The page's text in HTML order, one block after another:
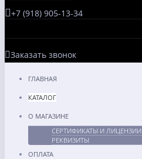
+7 (918) 905-13-34
Заказать звонок
ГЛАВНАЯ
КАТАЛОГ
О МАГАЗИНЕ
СЕРТИФИКАТЫ И ЛИЦЕНЗИИ
РЕКВИЗИТЫ
ОПЛАТА